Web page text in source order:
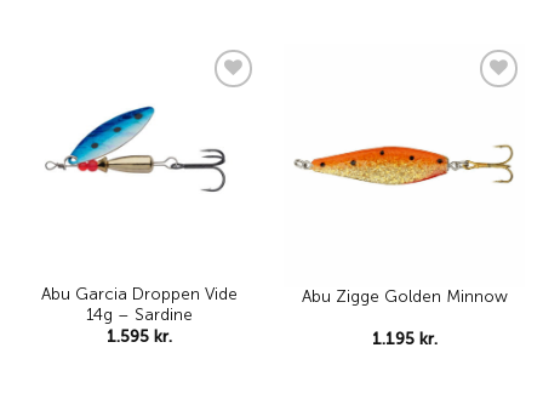
1.595 kr. 1.695 kr.
Abu Garcia Droppen Vide
14g – Sardine
1.595 kr.
Abu Zigge Golden Minnow
1.195 kr.